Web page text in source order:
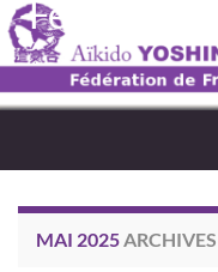
Fédération
MAI 2025ARCHIVES